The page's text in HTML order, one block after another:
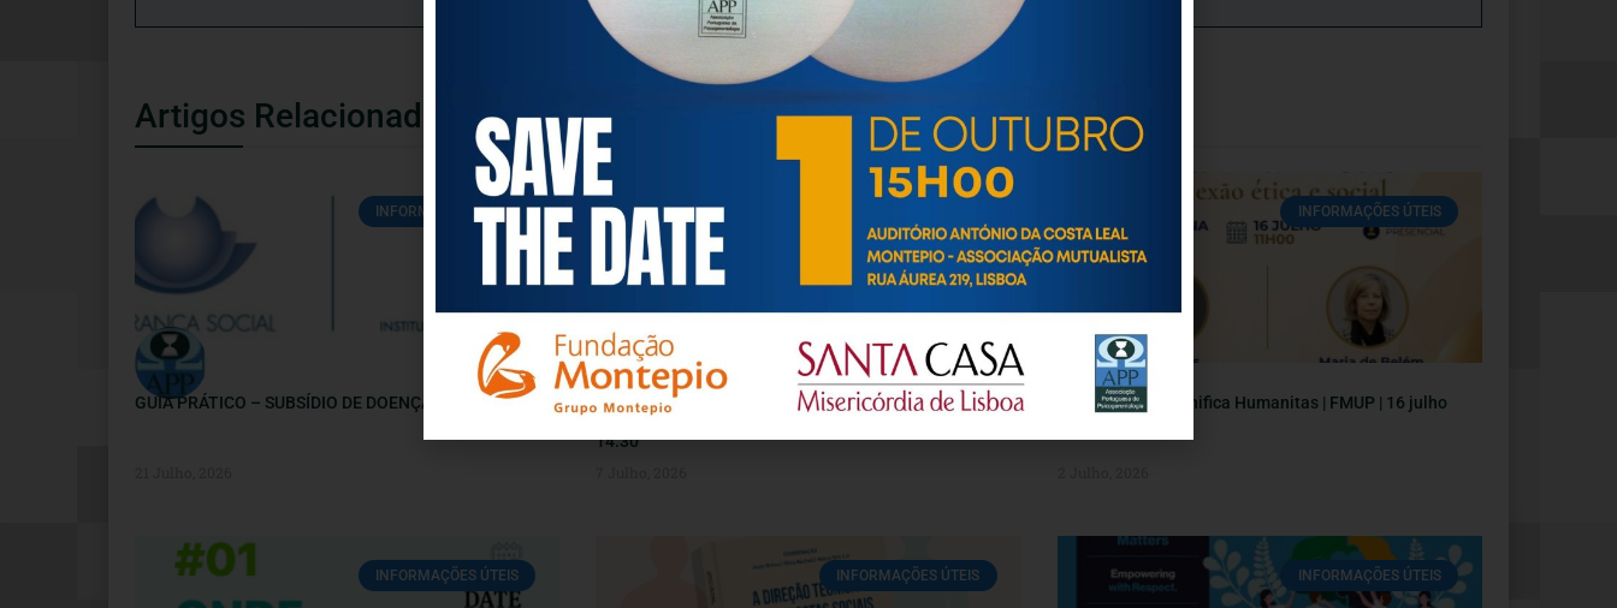
Artigos Relacionados
INFORMAÇÕES ÚTEIS
GUIA PRÁTICO – SUBSÍDIO DE DOENÇA
Convite | Webinar online “Universidades Sénior: Medir
Impactos, Sonhar Futuros” 17 de julho (sexta-feira);
14:30
INFORMAÇÕES ÚTEIS
Conferência Magnifica Humanitas | FMUP | 16 julho
INFORMAÇÕES ÚTEIS INFORMAÇÕES ÚTEIS INFORMAÇÕES ÚTEIS